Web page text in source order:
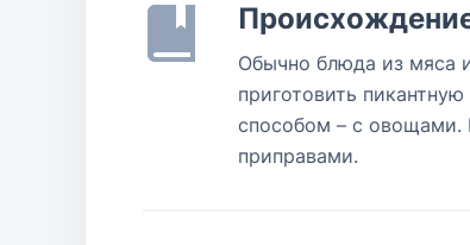
Обычно блюда из мяса
приготовить
способом – с овощами.
приправами.